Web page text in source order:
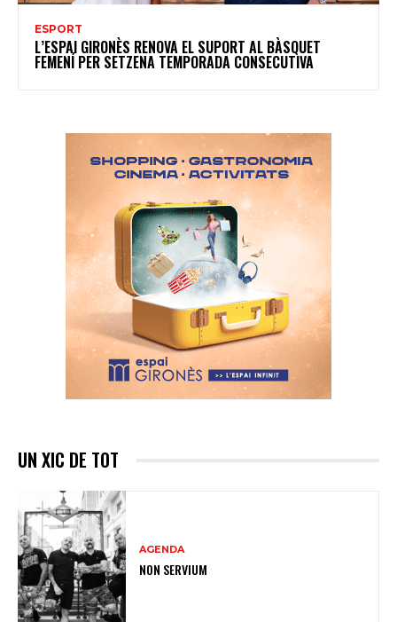
ESPORT
L’ESPAI GIRONÈS RENOVA EL SUPORT AL BÀSQUET
FEMENÍ PER SETZENA TEMPORADA CONSECUTIVA
UN XIC DE TOT
AGENDA
NON SERVIUM